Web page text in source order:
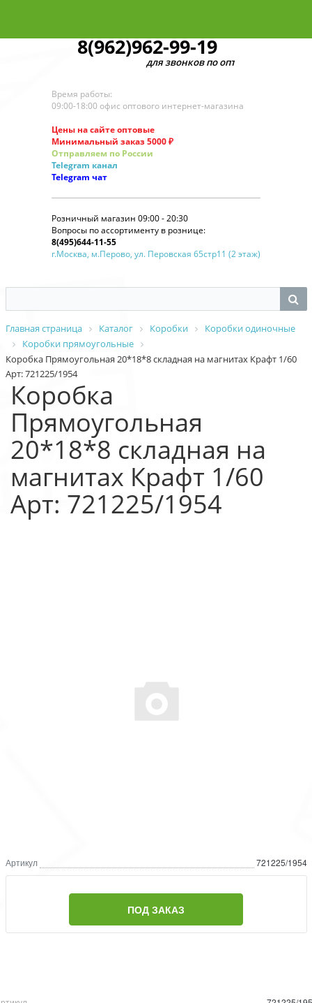
8(962)962-99-19
для звонков по оптовым заказам
Время работы:
09:00-18:00 офис оптового интернет-магазина
Цены на сайте оптовые
Минимальный заказ 5000 ₽
Отправляем по России
Telegram канал
Telegram чат
Розничный магазин 09:00 - 20:30
Вопросы по ассортименту в рознице:
8(495)644-11-55
г.Москва, м.Перово, ул. Перовская 65стр11 (2 этаж)
Главная страница Каталог Коробки
Коробки одиночные
Коробки прямоугольные
Коробка Прямоугольная 20*18*8 складная на магнитах Крафт 1/60
Арт: 721225/1954
Коробка
Прямоугольная
20*18*8 складная на
магнитах Крафт 1/60
Арт: 721225/1954
Артикул 721225/1954
ПОД ЗАКАЗ